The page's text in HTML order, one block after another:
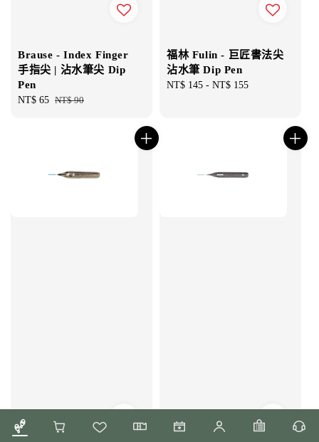
Brause - Index Finger
手指尖 | 沾水筆尖 Dip
Pen
Sale
NT$ 65 Regular
NT$ 90
福林 Fulin - 巨匠書法尖
沾水筆 Dip Pen
Regular
NT$ 145 - NT$ 155